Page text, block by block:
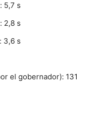
5,7 s
2,8 s
3,6 s
el gobernador): 131